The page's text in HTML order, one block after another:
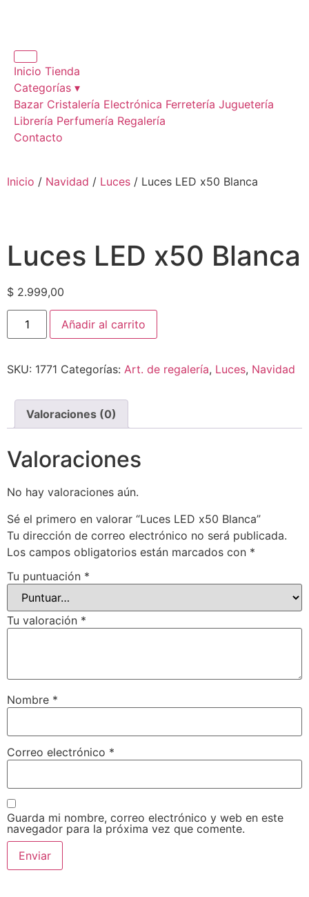
Inicio Tienda
Categorías ▾
Bazar Cristalería Electrónica Ferretería Juguetería
Librería Perfumería Regalería
Contacto
Inicio / Navidad / Luces / Luces LED x50 Blanca
Luces LED x50 Blanca
$ 2.999,00
Añadir al carrito
SKU: 1771 Categorías: Art. de regalería, Luces, Navidad
Valoraciones (0)
Valoraciones
No hay valoraciones aún.
Sé el primero en valorar “Luces LED x50 Blanca”
Tu dirección de correo electrónico no será publicada.
Los campos obligatorios están marcados con *
Tu puntuación *
Tu valoración *
Nombre *
Correo electrónico *
Guarda mi nombre, correo electrónico y web en este
navegador para la próxima vez que comente.